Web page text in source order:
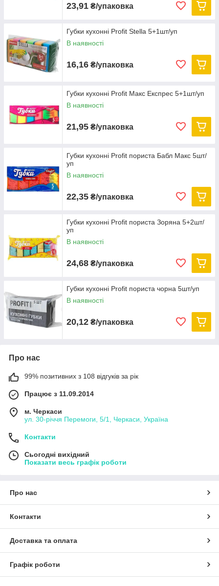
23,91 ₴/упаковка
Губки кухонні Profit Stella 5+1шт/уп
В наявності
16,16 ₴/упаковка
Губки кухонні Profit Макс Експрес 5+1шт/уп
В наявності
21,95 ₴/упаковка
Губки кухонні Profit пориста Бабл Макс 5шт/
уп
В наявності
22,35 ₴/упаковка
Губки кухонні Profit пориста Зоряна 5+2шт/
уп
В наявності
24,68 ₴/упаковка
Губки кухонні Profit пориста чорна 5шт/уп
В наявності
20,12 ₴/упаковка
Про нас
99% позитивних з 108 відгуків за рік
Працює з 11.09.2014
м. Черкаси
ул. 30-рiччя Перемоги, 5/1, Черкаси, Україна
Контакти
Сьогодні вихідний
Показати весь графік роботи
Про нас
Контакти
Доставка та оплата
Графік роботи